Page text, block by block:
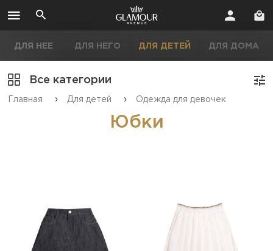
ДЛЯ НЕЕ ДЛЯ НЕГО ДЛЯ ДЕТЕЙ ДЛЯ ДОМА
Все категории
Главная › Для детей › Одежда для девочек
Юбки